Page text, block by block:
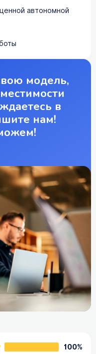
автономной
модель,
в
нам!
100%